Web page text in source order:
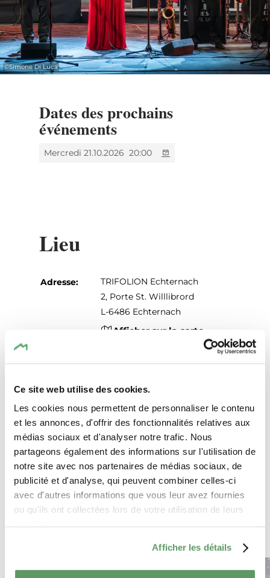
Ce site web utilise des cookies.
Les cookies nous permettent de personnaliser le contenu
et les annonces, d'offrir des fonctionnalités relatives aux
médias sociaux et d'analyser notre trafic. Nous
partageons également des informations sur l'utilisation de
notre site avec nos partenaires de médias sociaux, de
publicité et d'analyse, qui peuvent combiner celles-ci
avec d'autres informations que vous leur avez fournies
ou qu'ils ont collectées lors de votre utilisation de leurs
Afficher les détails
©Simone Di Luca
Dates des prochains
événements
Mercredi 21.10.2026 20:00
Lieu
Adresse:
TRIFOLION Echternach
2, Porte St. Willlibrord
L-6486 Echternach
Afficher sur la carte
Planifier l’itinéraire